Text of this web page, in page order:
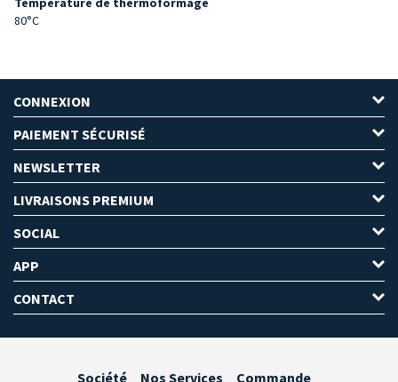
80°C
CONNEXION
PAIEMENT SÉCURISÉ
NEWSLETTER
LIVRAISONS PREMIUM
SOCIAL
APP
CONTACT
Société Nos Services Commande